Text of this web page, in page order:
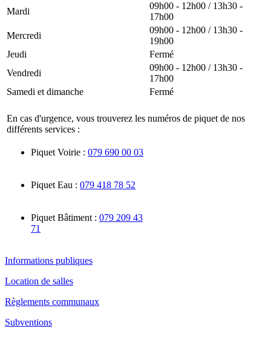
Mardi
09h00 - 12h00 / 13h30 -
17h00
Mercredi
09h00 - 12h00 / 13h30 -
19h00
Jeudi
Fermé
Vendredi
09h00 - 12h00 / 13h30 -
17h00
Samedi et dimanche
Fermé
En cas d'urgence, vous trouverez les numéros de piquet de nos
différents services :
Piquet Voirie : 079 690 00 03
Piquet Eau : 079 418 78 52
Piquet Bâtiment : 079 209 43
71
Informations publiques
Location de salles
Règlements communaux
Subventions